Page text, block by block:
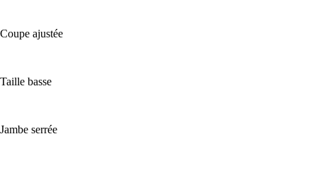
Coupe ajustée
Taille basse
Jambe serrée